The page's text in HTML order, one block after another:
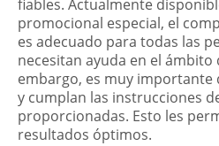
fiables. Actualmente
promocional especial, el
es adecuado para todas las
necesitan ayuda en el ámbito
embargo, es muy importante
y cumplan las instrucciones
proporcionadas. Esto les
resultados óptimos.